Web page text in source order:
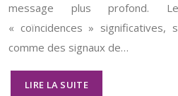
message plus profond.
« coïncidences » significatives,
comme des signaux de…
LIRE LA SUITE